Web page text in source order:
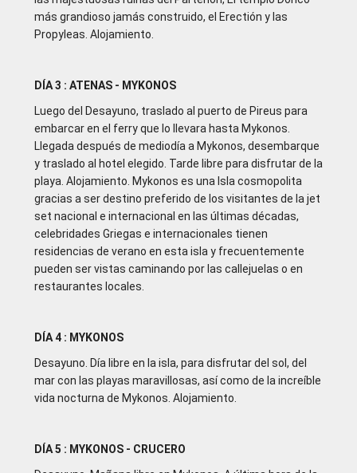
más grandioso jamás construido, el Erectión y las
Propyleas. Alojamiento.
DÍA 3 : ATENAS - MYKONOS
Luego del Desayuno, traslado al puerto de Pireus para
embarcar en el ferry que lo llevara hasta Mykonos.
Llegada después de mediodía a Mykonos, desembarque
y traslado al hotel elegido. Tarde libre para disfrutar de la
playa. Alojamiento. Mykonos es una Isla cosmopolita
gracias a ser destino preferido de los visitantes de la jet
set nacional e internacional en las últimas décadas,
celebridades Griegas e internacionales tienen
residencias de verano en esta isla y frecuentemente
pueden ser vistas caminando por las callejuelas o en
restaurantes locales.
DÍA 4 : MYKONOS
Desayuno. Día libre en la isla, para disfrutar del sol, del
mar con las playas maravillosas, así como de la increíble
vida nocturna de Mykonos. Alojamiento.
DÍA 5 : MYKONOS - CRUCERO